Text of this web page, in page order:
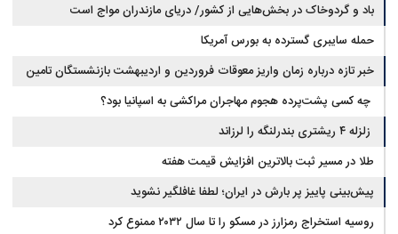
باد و گردوخاک در بخش‌هایی از کشور/ دریای مازندران مواج است
حمله سایبری گسترده به بورس آمریکا
خبر تازه درباره زمان واریز معوقات فروردین و اردیبهشت بازنشستگان تامین
اجتماعی
چه کسی پشت‌پرده هجوم مهاجران مراکشی به اسپانیا بود؟
زلزله ۴ ریشتری بندرلنگه را لرزاند
طلا در مسیر ثبت بالاترین افزایش قیمت هفته
پیش‌بینی پاییز پر بارش در ایران؛ لطفا غافلگیر نشوید
روسیه استخراج رمزارز در مسکو را تا سال ۲۰۳۲ ممنوع کرد